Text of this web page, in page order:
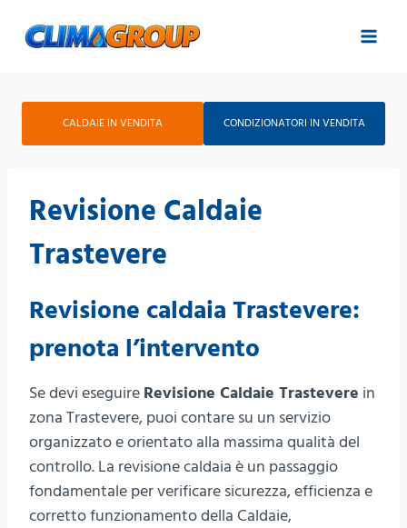
CALDAIE IN VENDITA CONDIZIONATORI IN VENDITA
Revisione Caldaie
Trastevere
Revisione caldaia Trastevere:
prenota l’intervento
Se devi eseguire Revisione Caldaie Trastevere in
zona Trastevere, puoi contare su un servizio
organizzato e orientato alla massima qualità del
controllo. La revisione caldaia è un passaggio
fondamentale per verificare sicurezza, efficienza e
corretto funzionamento della Caldaie,